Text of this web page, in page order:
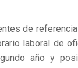
de
laboral de
año y